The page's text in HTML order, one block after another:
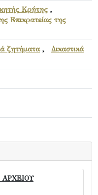
Κρήτης ,
Επικρατείας της
ζητήματα, Δικαστικά